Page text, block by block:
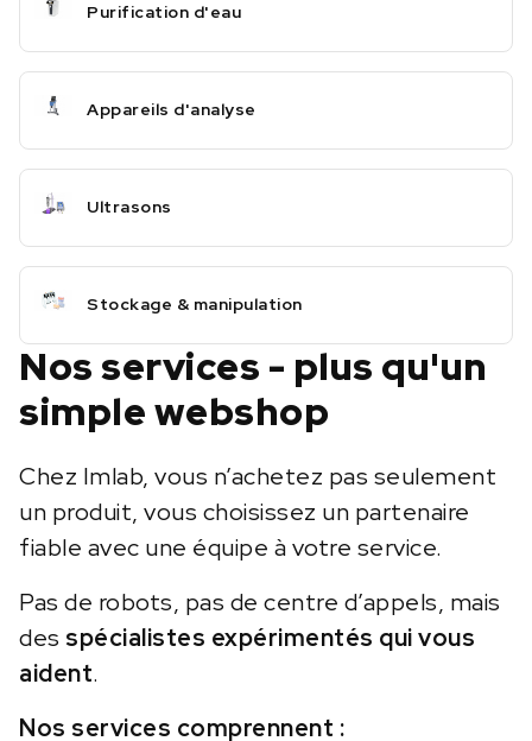
Purification d'eau
Appareils d'analyse
Ultrasons
Stockage & manipulation
Nos services - plus qu'un
simple webshop
Chez Imlab, vous n’achetez pas seulement
un produit, vous choisissez un partenaire
fiable avec une équipe à votre service.
Pas de robots, pas de centre d’appels, mais
des spécialistes expérimentés qui vous
aident.
Nos services comprennent :